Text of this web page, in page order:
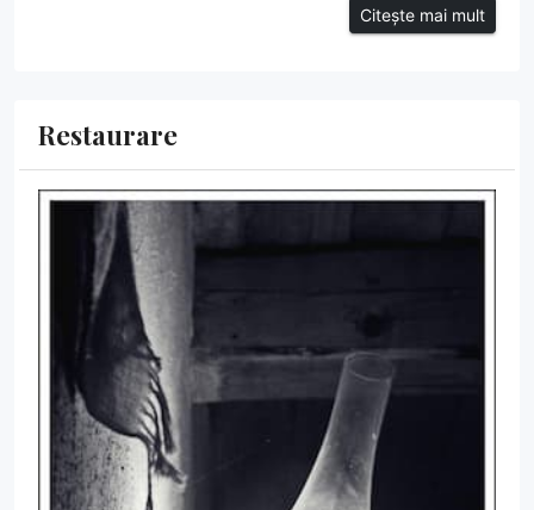
Citește mai mult
Restaurare